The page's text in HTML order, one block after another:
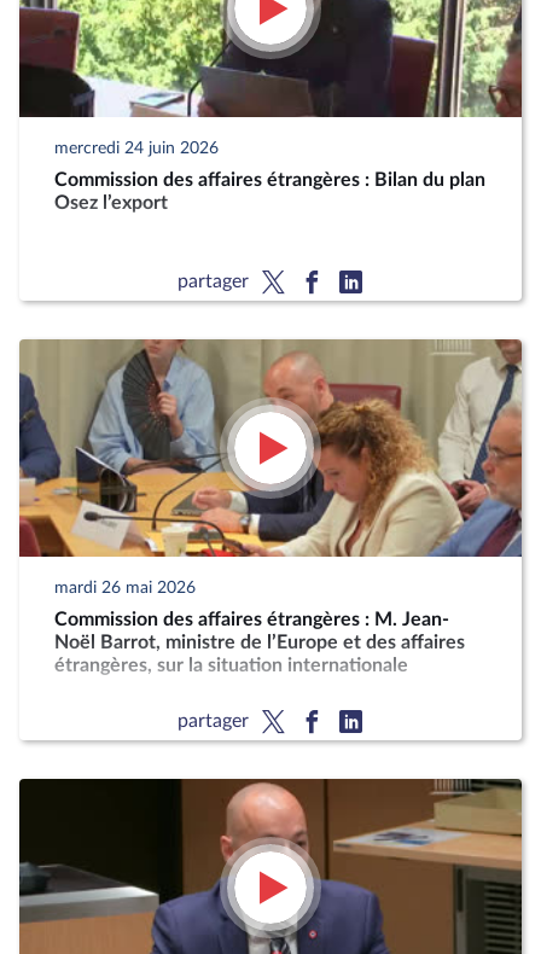
mercredi 24 juin 2026
Commission des affaires étrangères : Bilan du plan
Osez l’export
partager
mardi 26 mai 2026
Commission des affaires étrangères : M. Jean-
Noël Barrot, ministre de l’Europe et des affaires
étrangères, sur la situation internationale
partager